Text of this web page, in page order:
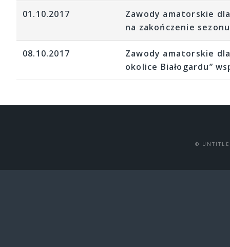
01.10.2017
Zawody amatorskie
na zakończenie
08.10.2017
Zawody amatorskie
okolice Białogardu”
©